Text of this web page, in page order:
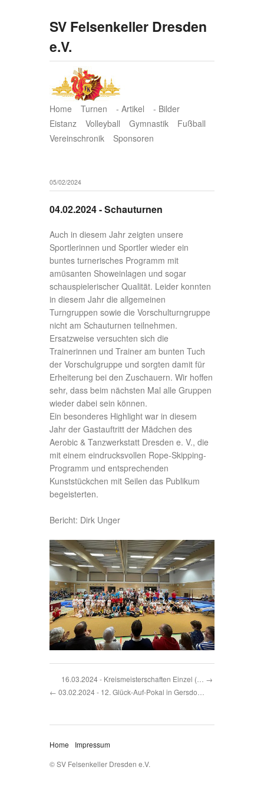
SV Felsenkeller Dresden
e.V.
Home Turnen - Artikel
- Bilder
Eistanz
Volleyball Gymnastik
Fußball
Vereinschronik
Sponsoren
05/02/2024
04.02.2024 - Schauturnen
Auch in diesem Jahr zeigten unsere
Sportlerinnen und Sportler wieder ein
buntes turnerisches Programm mit
amüsanten Showeinlagen und sogar
schauspielerischer Qualität. Leider konnten
in diesem Jahr die allgemeinen
Turngruppen sowie die Vorschulturngruppe
nicht am Schauturnen teilnehmen.
Ersatzweise versuchten sich die
Trainerinnen und Trainer am bunten Tuch
der Vorschulgruppe und sorgten damit für
Erheiterung bei den Zuschauern. Wir hoffen
sehr, dass beim nächsten Mal alle Gruppen
wieder dabei sein können.
Ein besonderes Highlight war in diesem
Jahr der Gastauftritt der Mädchen des
Aerobic & Tanzwerkstatt Dresden e. V., die
mit einem eindrucksvollen Rope-Skipping-
Programm und entsprechenden
Kunststückchen mit Seilen das Publikum
begeisterten.
Bericht: Dirk Unger
16.03.2024 - Kreismeisterschaften Einzel (…
03.02.2024 - 12. Glück-Auf-Pokal in Gersdo…
Home
Impressum
© SV Felsenkeller Dresden e.V.